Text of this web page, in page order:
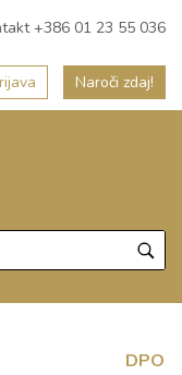
+386 01 23 55 036
Naroči zdaj!
DPO